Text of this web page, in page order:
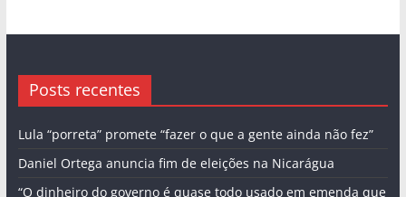
Posts recentes
Lula “porreta” promete “fazer o que a gente ainda não fez”
Daniel Ortega anuncia fim de eleições na Nicarágua
“O dinheiro do governo é quase todo usado em emenda que